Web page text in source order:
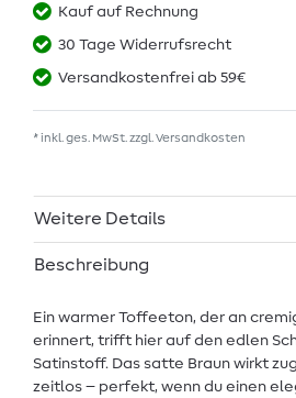
Kauf auf Rechnung
30 Tage Widerrufsrecht
Versandkostenfrei ab 59€
* inkl. ges. MwSt. zzgl. Versandkosten
Weitere Details
Beschreibung
Ein warmer Toffeeton, der an
erinnert, trifft hier auf den edlen
Satinstoff. Das satte Braun wirkt
zeitlos – perfekt, wenn du einen